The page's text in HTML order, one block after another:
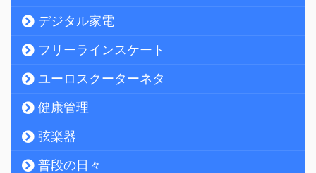
デジタル家電
フリーラインスケート
ユーロスクーターネタ
健康管理
弦楽器
普段の日々